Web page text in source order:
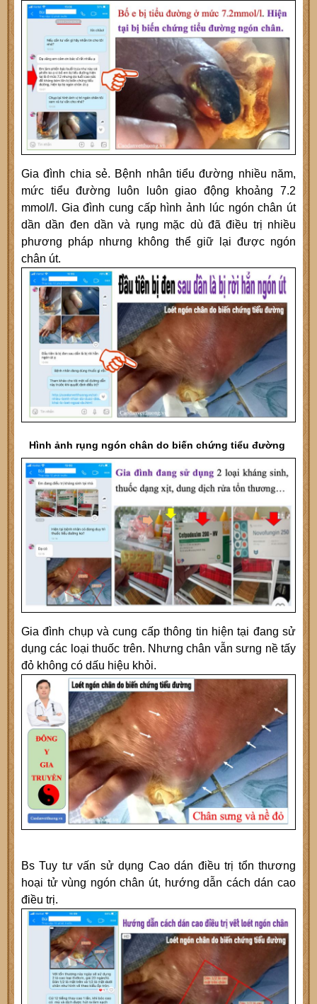
Gia đình chia sẻ. Bệnh nhân tiểu đường nhiều năm,
mức tiểu đường luôn luôn giao động khoảng 7.2
mmol/l. Gia đình cung cấp hình ảnh lúc ngón chân út
dần dần đen dần và rụng mặc dù đã điều trị nhiều
phương pháp nhưng không thể giữ lại được ngón
chân út.
Hình ảnh rụng ngón chân do biến chứng tiểu đường
Gia đình chụp và cung cấp thông tin hiện tại đang sử
dụng các loại thuốc trên. Nhưng chân vẫn sưng nề tấy
đỏ không có dấu hiệu khỏi.
Bs Tuy tư vấn sử dụng Cao dán điều trị tổn thương
hoại tử vùng ngón chân út, hướng dẫn cách dán cao
điều trị.